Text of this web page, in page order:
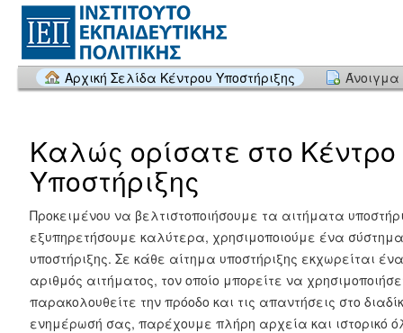
Αρχική Σελίδα Κέντρου Υποστήριξης Άνοιγμα
Καλώς ορίσατε στο Κέντρο
Υποστήριξης
Προκειμένου να βελτιστοποιήσουμε τα αιτήματα
εξυπηρετήσουμε καλύτερα, χρησιμοποιούμε ένα
υποστήριξης. Σε κάθε αίτημα υποστήριξης εκχωρείται
αριθμός αιτήματος, τον οποίο μπορείτε να
παρακολουθείτε την πρόοδο και τις απαντήσεις στο
ενημέρωσή σας, παρέχουμε πλήρη αρχεία και ιστορικό